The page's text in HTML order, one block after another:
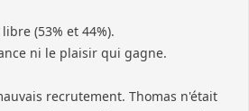
(53% et 44%).
ni le plaisir qui gagne.
recrutement. Thomas n'était